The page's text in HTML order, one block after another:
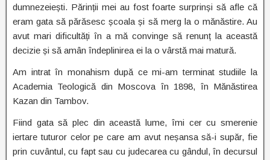
dumnezeiești. Părinții mei au fost foarte surprinși să afle că
eram gata să părăsesc școala și să merg la o mănăstire. Au
avut mari dificultăți în a mă convinge să renunț la această
decizie și să amân îndeplinirea ei la o vârstă mai matură.
Am intrat în monahism după ce mi-am terminat studiile la
Academia Teologică din Moscova în 1898, în Mănăstirea
Kazan din Tambov.
Fiind gata să plec din această lume, îmi cer cu smerenie
iertare tuturor celor pe care am avut neșansa să-i supăr, fie
prin cuvântul, cu fapt sau cu judecarea cu gândul, în decursul